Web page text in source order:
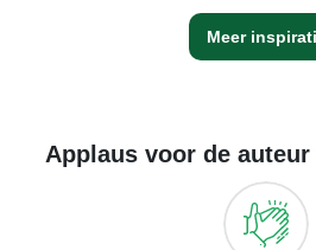
Meer
Applaus voor de